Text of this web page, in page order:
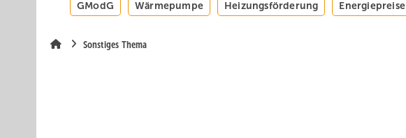
GModG Wärmepumpe Heizungsförderung Energiepreise
Sonstiges Thema